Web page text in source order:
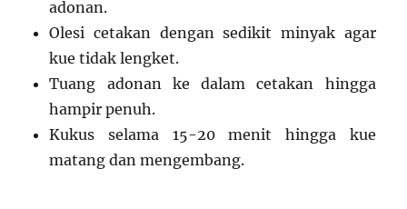
adonan.
Olesi cetakan dengan sedikit minyak agar
kue tidak lengket.
Tuang adonan ke dalam cetakan hingga
hampir penuh.
Kukus selama 15-20 menit hingga kue
matang dan mengembang.